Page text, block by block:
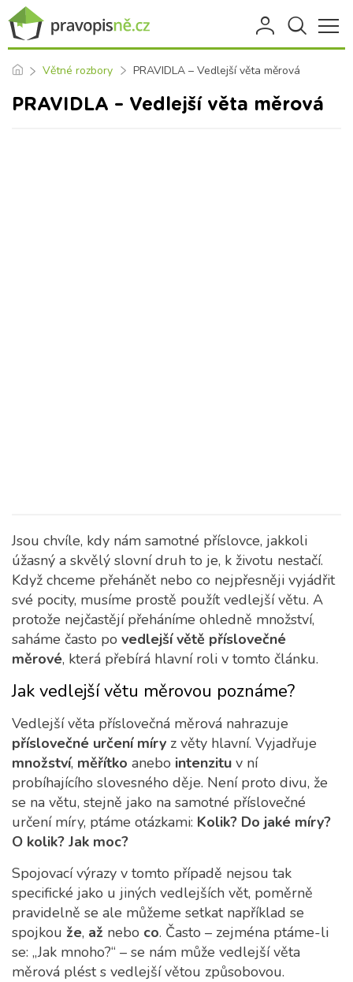
Větné rozbory PRAVIDLA – Vedlejší věta měrová
PRAVIDLA – Vedlejší věta měrová
Jsou chvíle, kdy nám samotné příslovce, jakkoli
úžasný a skvělý slovní druh to je, k životu nestačí.
Když chceme přehánět nebo co nejpřesněji vyjádřit
své pocity, musíme prostě použít vedlejší větu. A
protože nejčastějí přeháníme ohledně množství,
saháme často po vedlejší větě příslovečné
měrové, která přebírá hlavní roli v tomto článku.
Jak vedlejší větu měrovou poznáme?
Vedlejší věta příslovečná měrová nahrazuje
příslovečné určení míry z věty hlavní. Vyjadřuje
množství, měřítko anebo intenzitu v ní
probíhajícího slovesného děje. Není proto divu, že
se na větu, stejně jako na samotné příslovečné
určení míry, ptáme otázkami: Kolik? Do jaké míry?
O kolik? Jak moc?
Spojovací výrazy v tomto případě nejsou tak
specifické jako u jiných vedlejších vět, poměrně
pravidelně se ale můžeme setkat například se
spojkou že, až nebo co. Často – zejména ptáme-li
se: „Jak mnoho?“ – se nám může vedlejší věta
měrová plést s vedlejší větou způsobovou.